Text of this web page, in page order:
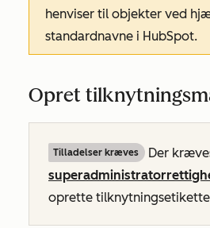
henviser til objekter ved
standardnavne i HubSpot.
Opret
Tilladelser kræves
Der
oprette